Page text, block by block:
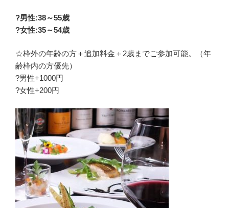
?男性:38～55歳
?女性:35～54歳
☆枠外の年齢の方＋追加料金＋2歳までご参加可能。（年
齢枠内の方優先）
?男性+1000円
?女性+200円